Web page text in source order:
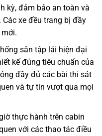
kỳ, đảm bảo an toàn và
xe đều trang bị đầy
sân tập lái hiện đại
kế đúng tiêu chuẩn của
đầy đủ các bài thi sát
và tự tin vượt qua mọi
thực hành trên cabin
với các thao tác điều